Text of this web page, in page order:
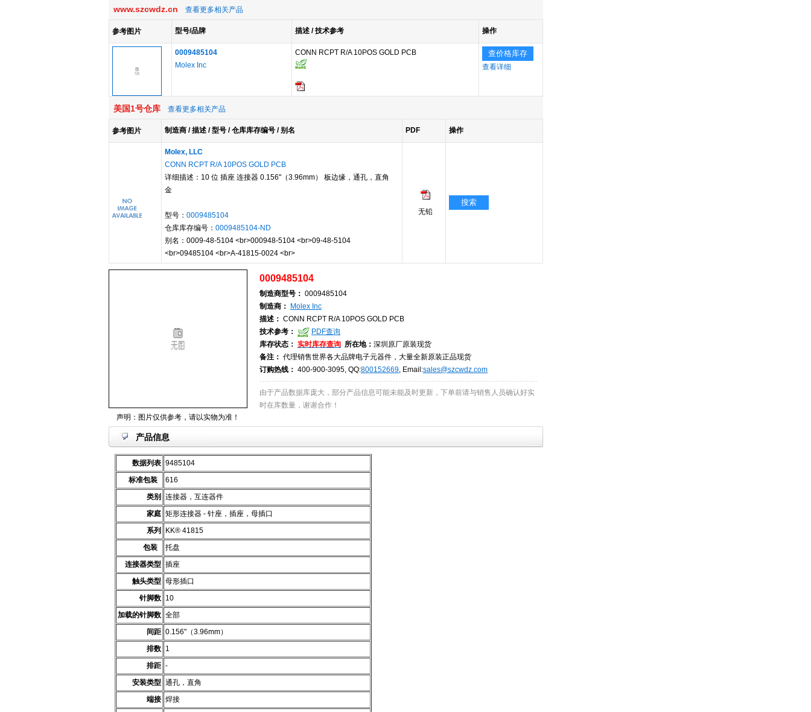
www.szcwdz.cn 查看更多相关产品
参考图片 型号/品牌 描述 / 技术参考 操作
0009485104
Molex Inc
CONN RCPT R/A 10POS GOLD PCB 查价格库存
查看详细
美国1号仓库 查看更多相关产品
参考图片 制造商 / 描述 / 型号 / 仓库库存编号 / 别名 PDF 操作
Molex, LLC
CONN RCPT R/A 10POS GOLD PCB
详细描述：10 位 插座 连接器 0.156"（3.96mm） 板边缘，通孔，直角
金
型号： 0009485104
仓库库存编号： 0009485104-ND
别名：0009-48-5104 <br>000948-5104 <br>09-48-5104
<br>09485104 <br>A-41815-0024 <br>
无铅
搜索
声明：图片仅供参考，请以实物为准！
0009485104
制造商型号： 0009485104
制造商：
Molex Inc
描述： CONN RCPT R/A 10POS GOLD PCB
技术参考：
PDF查询
库存状态： 实时库存查询 所在地： 深圳原厂原装现货
备注： 代理销售世界各大品牌电子元器件，大量全新原装正品现货
订购热线： 400-900-3095, QQ:800152669, Email:sales@szcwdz.com
由于产品数据库庞大，部分产品信息可能未能及时更新，下单前请与销售人员确认好实
时在库数量，谢谢合作！
产品信息
数据列表 9485104
标准包装
616
类别
连接器，互连器件
家庭 矩形连接器 - 针座，插座，母插口
系列
KK® 41815
包装
托盘
连接器类型 插座
触头类型 母形插口
针脚数 10
加载的针脚数 全部
间距 0.156"（3.96mm）
排数 1
排距 -
安装类型 通孔，直角
端接 焊接